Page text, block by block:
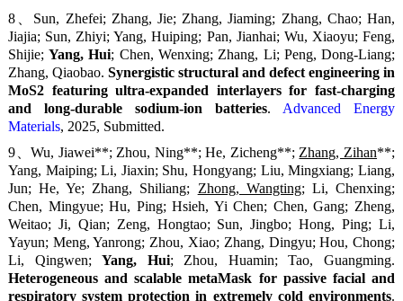
8、Sun, Zhefei; Zhang, Jie; Zhang, Jiaming; Zhang, Chao; Han,
Jiajia; Sun, Zhiyi; Yang, Huiping; Pan, Jianhai; Wu, Xiaoyu; Feng,
Shijie;Yang, Hui; Chen, Wenxing; Zhang, Li; Peng, Dong-Liang;
Zhang, Qiaobao. Synergistic structural and defect engineering in
MoS2 featuring ultra-expanded interlayers for fast-charging
and long-durable sodium-ion batteries. Advanced Energy
Materials, 2025, Submitted.
9、Wu, Jiawei**; Zhou, Ning**; He, Zicheng**; Zhang, Zihan**;
Yang, Maiping; Li, Jiaxin; Shu, Hongyang; Liu, Mingxiang; Liang,
Jun; He, Ye; Zhang, Shiliang; Zhong, Wangting; Li, Chenxing;
Chen, Mingyue; Hu, Ping; Hsieh, Yi Chen; Chen, Gang; Zheng,
Weitao; Ji, Qian; Zeng, Hongtao; Sun, Jingbo; Hong, Ping; Li,
Yayun; Meng, Yanrong; Zhou, Xiao; Zhang, Dingyu; Hou, Chong;
Li, Qingwen;Yang, Hui; Zhou, Huamin; Tao, Guangming.
Heterogeneous and scalable metaMask for passive facial and
respiratory system protection in extremely cold environments.